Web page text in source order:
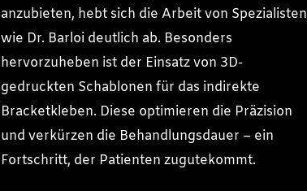
anzubieten, hebt sich die Arbeit von Spezialisten
wie Dr. Barloi deutlich ab. Besonders
hervorzuheben ist der Einsatz von 3D-
gedruckten Schablonen für das indirekte
Bracketkleben. Diese optimieren die Präzision
und verkürzen die Behandlungsdauer – ein
Fortschritt, der Patienten zugutekommt.